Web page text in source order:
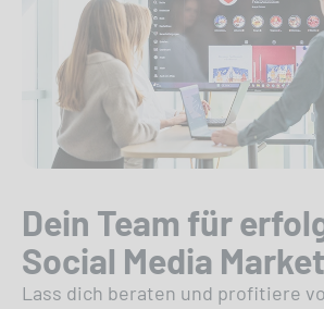
Dein Team für
Social Media
Lass dich beraten und profitiere